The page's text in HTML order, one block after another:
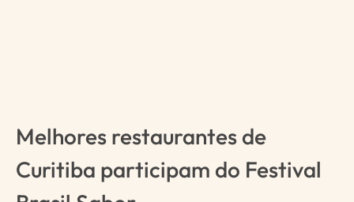
Melhores restaurantes de
Curitiba participam do Festival